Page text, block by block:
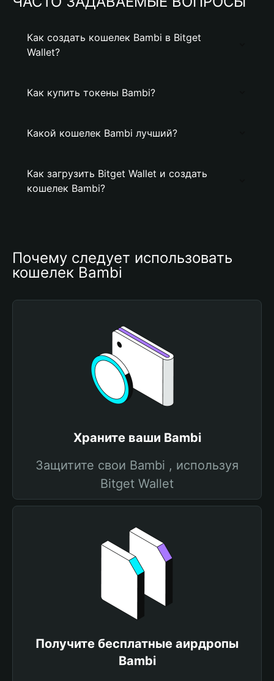
Как создать кошелек Bambi в Bitget
Wallet?
Как купить токены Bambi?
Какой кошелек Bambi лучший?
Как загрузить Bitget Wallet и создать
кошелек Bambi?
Почему следует использовать
кошелек Bambi
Храните ваши Bambi
Защитите свои Bambi , используя
Bitget Wallet
Получите бесплатные аирдропы
Bambi